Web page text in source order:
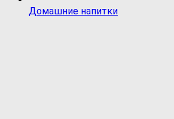
Домашние напитки